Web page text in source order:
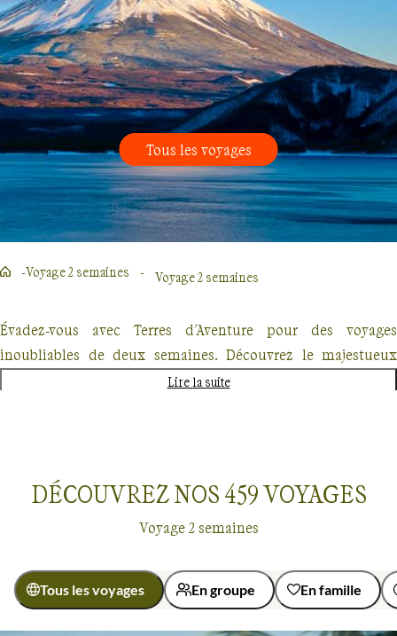
Voyage 2 semaines
Tous les voyages
Voyage 2 semaines Voyage 2 semaines
Évadez-vous avec Terres d'Aventure pour des voyages
inoubliables de deux semaines. Découvrez le majestueux
Kilimandjaro, explorez les forêts enneigées du Québec en
Nos voyages, conçus pour les passionnés de nature et
d'aventure offrent un dépaysement total mais également une
approche éco-responsable.
Lire la suite
DÉCOUVREZ NOS 459VOYAGES
Voyage 2 semaines
Tous les voyages En groupe En famille